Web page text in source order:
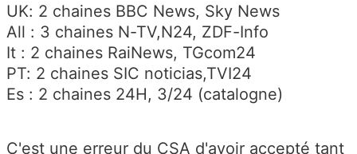
UK: 2 chaines BBC News, Sky News
All : 3 chaines N-TV,N24, ZDF-Info
It : 2 chaines RaiNews, TGcom24
PT: 2 chaines SIC noticias,TVI24
Es : 2 chaines 24H, 3/24 (catalogne)
C'est une erreur du CSA d'avoir accepté tant